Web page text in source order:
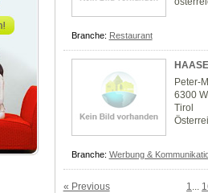
Branche: Restaurant
Peter-
6300
Tirol
Branche: Werbung &
« Previous 1